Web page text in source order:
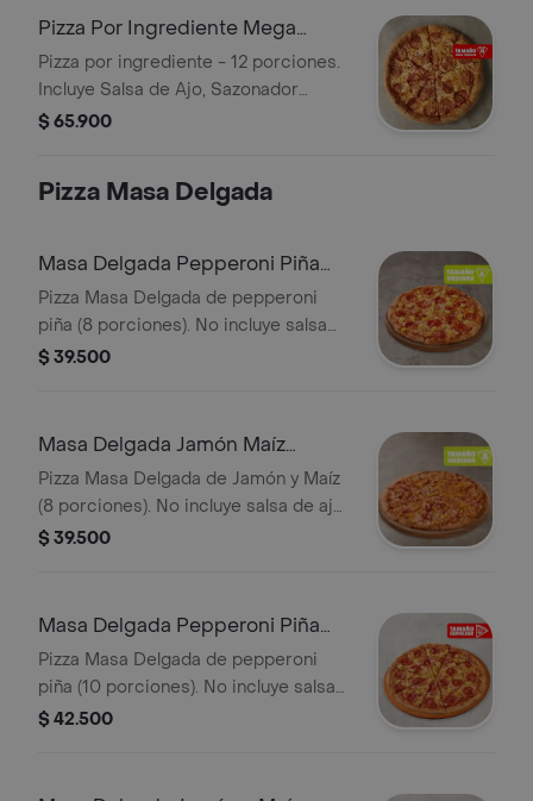
Pizza Por Ingrediente Mega
Familiar
Pizza por ingrediente - 12 porciones.
Incluye Salsa de Ajo, Sazonador
Pimienta Roja y Pepperoncini.
$ 65.900
Pizza Masa Delgada
Masa Delgada Pepperoni Piña
Mediana
Pizza Masa Delgada de pepperoni
piña (8 porciones). No incluye salsa
de ajo, llevala por $2.900 adicionales.
$ 39.500
Masa Delgada Jamón Maíz
Mediana
Pizza Masa Delgada de Jamón y Maíz
(8 porciones). No incluye salsa de ajo,
llevala por $2.900 adicionales.
$ 39.500
Masa Delgada Pepperoni Piña
Familiar
Pizza Masa Delgada de pepperoni
piña (10 porciones). No incluye salsa
de ajo, llevala por $2.900 adicionales.
$ 42.500